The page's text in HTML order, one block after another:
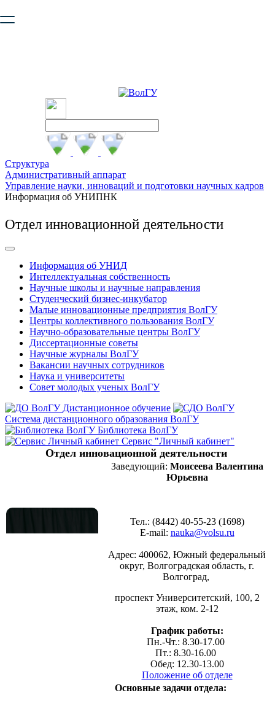
безопасную работу с сайтом. Пожалуйста
Структура
Административный аппарат
Управление науки, инноваций и подготовки научных кадров
Информация об УНИПНК
Отдел инновационной деятельности
Информация об УНИД
Интеллектуальная собственность
Научные школы и научные направления
Студенческий бизнес-инкубатор
Малые инновационные предприятия ВолГУ
Центры коллективного пользования ВолГУ
Научно-образовательные центры ВолГУ
Диссертационные советы
Научные журналы ВолГУ
Вакансии научных сотрудников
Наука и университеты
Совет молодых ученых ВолГУ
Дистанционное обучение
Система дистанционного образования ВолГУ
Библиотека ВолГУ
Сервис "Личный кабинет"
Отдел инновационной деятельности
Заведующий: Моисеева Валентина
Юрьевна
Тел.: (8442) 40-55-23 (1698)
E-mail: nauka@volsu.ru
Адрес: 400062, Южный федеральный
округ, Волгоградская область, г.
Волгоград,
проспект Университетский, 100, 2
этаж, ком. 2-12
График работы:
Пн.-Чт.: 8.30-17.00
Пт.: 8.30-16.00
Обед: 12.30-13.00
Положение об отделе
Основные задачи отдела: